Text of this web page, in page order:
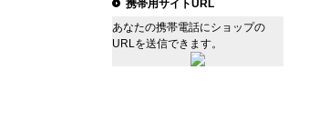
携帯用サイトURL
あなたの携帯電話にショップの
URLを送信できます。